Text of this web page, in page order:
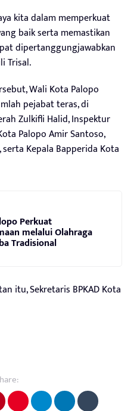
kita dalam memperkuat
baik serta memastikan
dipertanggungjawabkan
Trisal.
Wali Kota Palopo
pejabat teras, di
Zulkifli Halid, Inspektur
Palopo Amir Santoso,
serta Kepala Bapperida Kota
Perkuat
melalui Olahraga
Tradisional
itu, Sekretaris BPKAD Kota